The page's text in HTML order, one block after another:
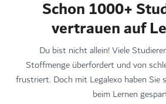
Schon 1000+
vertrauen auf
Du bist nicht allein! Viele
Stoffmenge überfordert und von
frustriert. Doch mit Legalexo haben Sie
beim Lernen